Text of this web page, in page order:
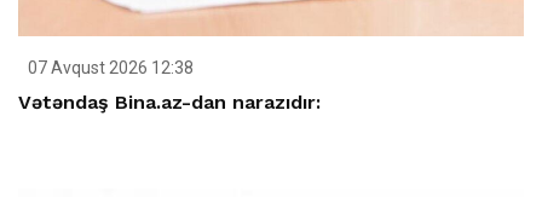
07 Avqust 2026 12:38
Vətəndaş Bina.az-dan narazıdır: